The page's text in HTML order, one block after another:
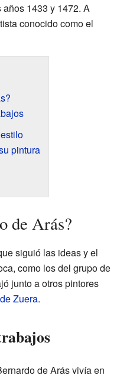
1433 y 1472. A
conocido como el
pintura
de Arás?
siguió las ideas y el
como los del grupo de
junto a otros pintores
Zuera.
de Arás vivía en